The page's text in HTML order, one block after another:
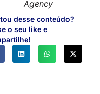
Agency
desse conteúdo?
o seu like e